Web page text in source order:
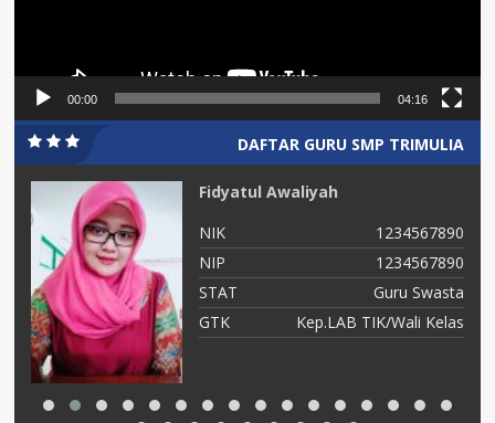
00:00 04:16
DAFTAR GURU SMP TRIMULIA
Fidyatul Awaliyah
NIK
1234567890
NIP
1234567890
STAT
Guru Swasta
GTK
Kep.LAB TIK/Wali Kelas